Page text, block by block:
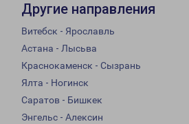
Другие направления
Витебск - Ярославль
Астана - Лысьва
Краснокаменск - Сызрань
Ялта - Ногинск
Саратов - Бишкек
Энгельс - Алексин